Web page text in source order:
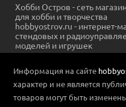
Хобби Остров - сеть
для хобби и творчества
hobbyostrov.ru - интернет-
стендовых и
моделей и игрушек
Информация на сайте
характер и не является
товаров могут быть